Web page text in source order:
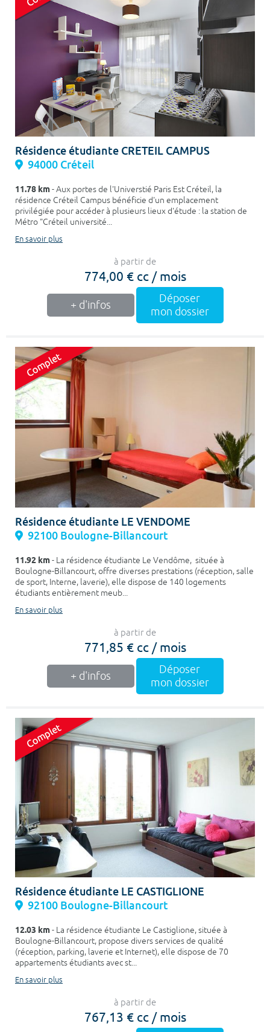
Résidence étudiante CRETEIL CAMPUS
94000 Créteil
11.78 km- Aux portes de l'Universtié Paris Est Créteil, la
résidence Créteil Campus bénéficie d'un emplacement
privilégiée pour accéder à plusieurs lieux d'étude : la station de
Métro "Créteil université...
En savoir plus
à partir de
774,00 € cc / mois
+ d'infos
Déposer
mon dossier
Résidence étudiante LE VENDOME
92100 Boulogne-Billancourt
11.92 km- La résidence étudiante Le Vendôme, située à
Boulogne-Billancourt, offre diverses prestations (réception, salle
de sport, Interne, laverie), elle dispose de 140 logements
étudiants entièrement meub...
En savoir plus
à partir de
771,85 € cc / mois
+ d'infos
Déposer
mon dossier
Résidence étudiante LE CASTIGLIONE
92100 Boulogne-Billancourt
12.03 km- La résidence étudiante Le Castiglione, située à
Boulogne-Billancourt, propose divers services de qualité
(réception, parking, laverie et Internet), elle dispose de 70
appartements étudiants avec st...
En savoir plus
à partir de
767,13 € cc / mois